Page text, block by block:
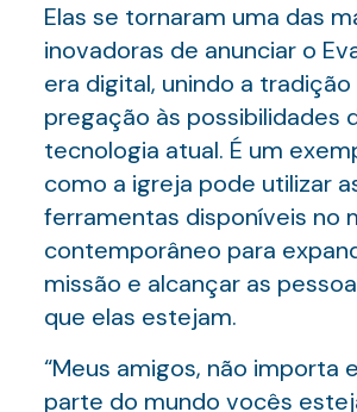
Elas se tornaram uma das
inovadoras de anunciar o
era digital, unindo a tradição
pregação às possibilidades
tecnologia atual. É um
como a igreja pode utilizar
ferramentas disponíveis no
contemporâneo para
missão e alcançar as
que elas estejam.
“Meus amigos, não importa
parte do mundo vocês